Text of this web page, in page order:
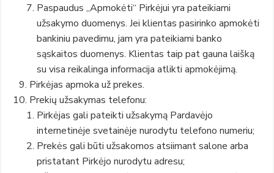
Paspaudus „Apmokėti“ Pirkėjui yra pateikiami
užsakymo duomenys. Jei klientas pasirinko apmokėti
bankiniu pavedimu, jam yra pateikiami banko
sąskaitos duomenys. Klientas taip pat gauna laišką
su visa reikalinga informacija atlikti apmokėjimą.
Pirkėjas apmoka už prekes.
Prekių užsakymas telefonu:
Pirkėjas gali pateikti užsakymą Pardavėjo
internetinėje svetainėje nurodytu telefono numeriu;
Prekės gali būti užsakomos atsiimant salone arba
pristatant Pirkėjo nurodytu adresu;